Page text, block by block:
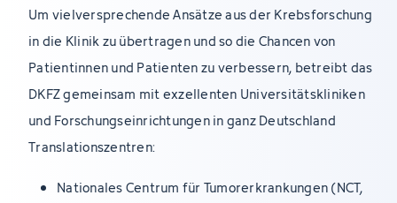
Um vielversprechende Ansätze aus der Krebsforschung
in die Klinik zu übertragen und so die Chancen von
Patientinnen und Patienten zu verbessern, betreibt das
DKFZ gemeinsam mit exzellenten Universitätskliniken
und Forschungseinrichtungen in ganz Deutschland
Translationszentren:
Nationales Centrum für Tumorerkrankungen (NCT,